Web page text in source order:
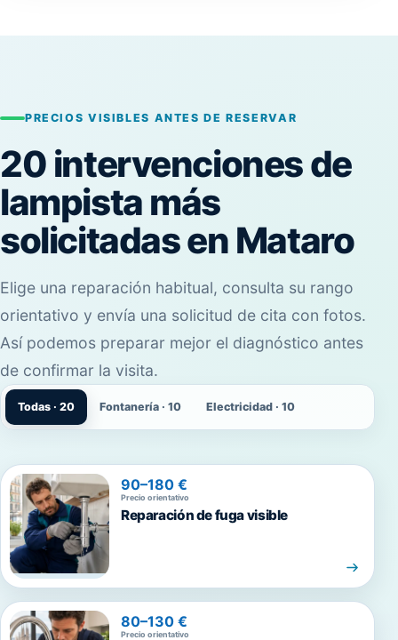
PRECIOS VISIBLES ANTES DE RESERVAR
20 intervenciones de
lampista más
solicitadas en Mataro
Elige una reparación habitual, consulta su rango
orientativo y envía una solicitud de cita con fotos.
Así podemos preparar mejor el diagnóstico antes
de confirmar la visita.
Todas · 20 Fontanería · 10 Electricidad · 10
90–180 €
Precio orientativo
Reparación de fuga visible
80–130 €
Precio orientativo